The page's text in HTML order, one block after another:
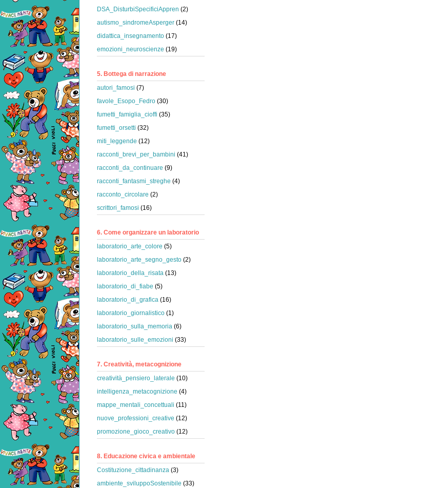
DSA_DisturbiSpecificiAppren (2)
autismo_sindromeAsperger (14)
didattica_insegnamento (17)
emozioni_neuroscienze (19)
5. Bottega di narrazione
autori_famosi (7)
favole_Esopo_Fedro (30)
fumetti_famiglia_cioffi (35)
fumetti_orsetti (32)
miti_leggende (12)
racconti_brevi_per_bambini (41)
racconti_da_continuare (9)
racconti_fantasmi_streghe (4)
racconto_circolare (2)
scrittori_famosi (16)
6. Come organizzare un laboratorio
laboratorio_arte_colore (5)
laboratorio_arte_segno_gesto (2)
laboratorio_della_risata (13)
laboratorio_di_fiabe (5)
laboratorio_di_grafica (16)
laboratorio_giornalistico (1)
laboratorio_sulla_memoria (6)
laboratorio_sulle_emozioni (33)
7. Creatività, metacognizione
creatività_pensiero_laterale (10)
intelligenza_metacognizione (4)
mappe_mentali_concettuali (11)
nuove_professioni_creative (12)
promozione_gioco_creativo (12)
8. Educazione civica e ambientale
Costituzione_cittadinanza (3)
ambiente_sviluppoSostenibile (33)